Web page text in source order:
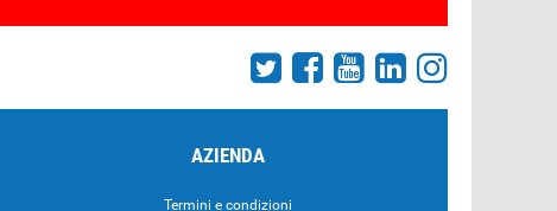
AZIENDA
Termini e condizioni